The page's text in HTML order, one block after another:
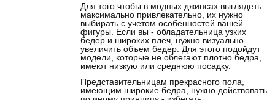
Для того чтобы в модных джинсах выглядеть
максимально привлекательно, их нужно
выбирать с учетом особенностей вашей
фигуры. Если вы - обладательница узких
бедер и широких плеч, нужно визуально
увеличить объем бедер. Для этого подойдут
модели, которые не облегают плотно бедра,
имеют низкую или среднюю посадку.
Представительницам прекрасного пола,
имеющим широкие бедра, нужно действовать